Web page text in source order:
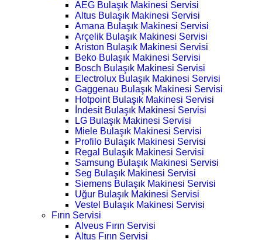
AEG Bulaşık Makinesi Servisi
Altus Bulaşık Makinesi Servisi
Amana Bulaşık Makinesi Servisi
Arçelik Bulaşık Makinesi Servisi
Ariston Bulaşık Makinesi Servisi
Beko Bulaşık Makinesi Servisi
Bosch Bulaşık Makinesi Servisi
Electrolux Bulaşık Makinesi Servisi
Gaggenau Bulaşık Makinesi Servisi
Hotpoint Bulaşık Makinesi Servisi
İndesit Bulaşık Makinesi Servisi
LG Bulaşık Makinesi Servisi
Miele Bulaşık Makinesi Servisi
Profilo Bulaşık Makinesi Servisi
Regal Bulaşık Makinesi Servisi
Samsung Bulaşık Makinesi Servisi
Seg Bulaşık Makinesi Servisi
Siemens Bulaşık Makinesi Servisi
Uğur Bulaşık Makinesi Servisi
Vestel Bulaşık Makinesi Servisi
Fırın Servisi
Alveus Fırın Servisi
Altus Fırın Servisi